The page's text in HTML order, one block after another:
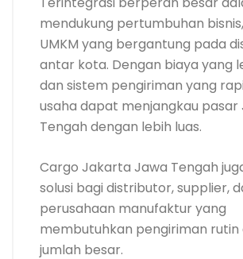
mendukung pertumbuhan
UMKM yang bergantung pada
antar kota. Dengan biaya yang
dan sistem pengiriman yang
usaha dapat menjangkau pasar
Tengah dengan lebih luas.
Cargo Jakarta Jawa Tengah
solusi bagi distributor, supplier,
perusahaan manufaktur yang
membutuhkan pengiriman rutin
jumlah besar.